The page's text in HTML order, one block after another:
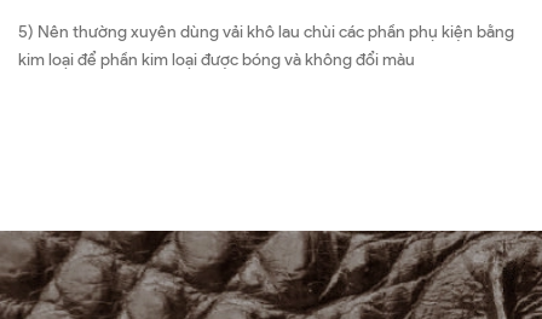
5) Nên thường xuyên dùng vải khô lau chùi các phần phụ kiện bằng
kim loại để phần kim loại được bóng và không đổi màu